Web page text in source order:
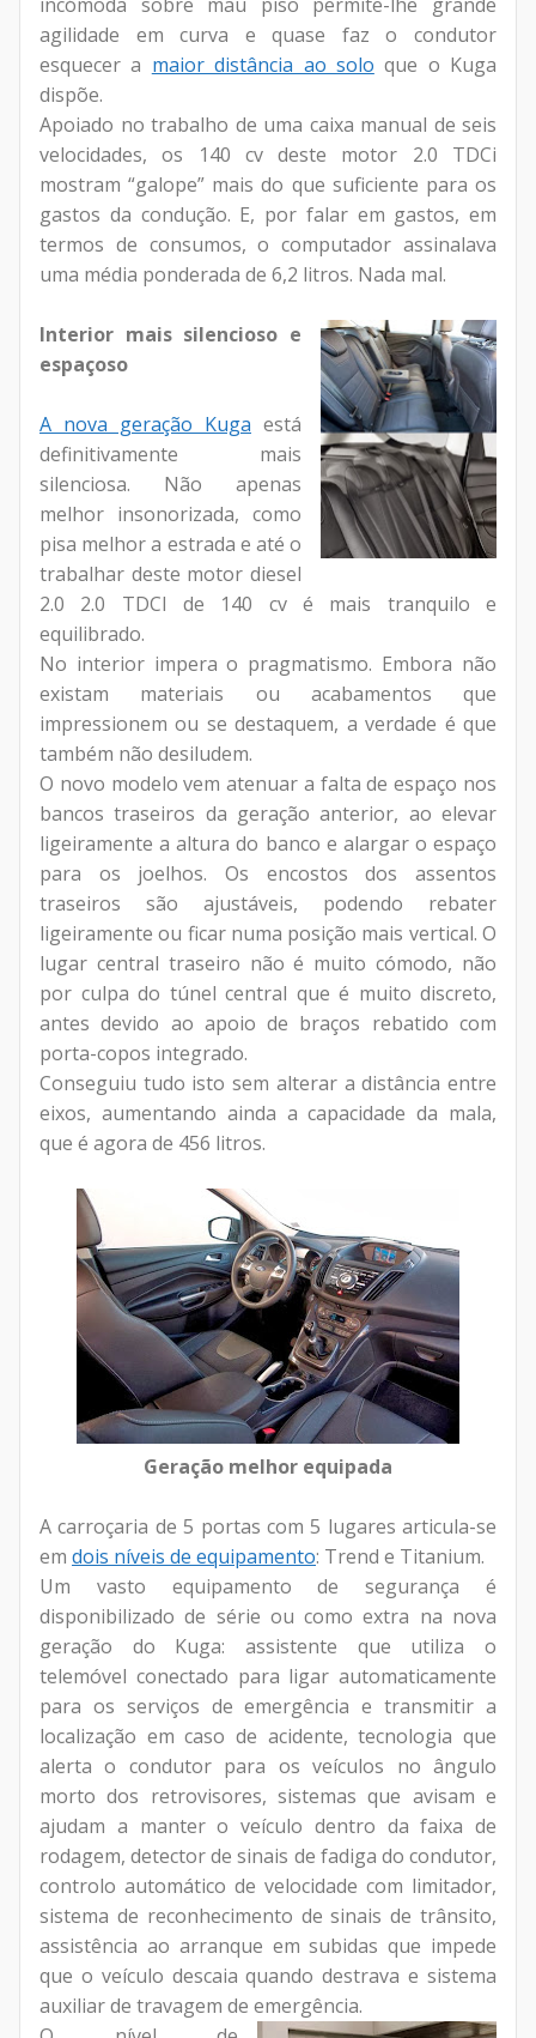
agilidade em curva e quase faz o condutor
esquecer a maior distância ao solo que o Kuga
dispõe.
Apoiado no trabalho de uma caixa manual de seis
velocidades, os 140 cv deste motor 2.0 TDCi
mostram “galope” mais do que suficiente para os
gastos da condução. E, por falar em gastos, em
termos de consumos, o computador assinalava
uma média ponderada de 6,2 litros. Nada mal.
Interior mais silencioso e
espaçoso
A nova geração Kuga está
definitivamente mais
silenciosa. Não apenas
melhor insonorizada, como
pisa melhor a estrada e até o
trabalhar deste motor diesel
2.0 2.0 TDCI de 140 cv é mais tranquilo e
equilibrado.
No interior impera o pragmatismo. Embora não
existam materiais ou acabamentos que
impressionem ou se destaquem, a verdade é que
também não desiludem.
O novo modelo vem atenuar a falta de espaço nos
bancos traseiros da geração anterior, ao elevar
ligeiramente a altura do banco e alargar o espaço
para os joelhos. Os encostos dos assentos
traseiros são ajustáveis, podendo rebater
ligeiramente ou ficar numa posição mais vertical. O
lugar central traseiro não é muito cómodo, não
por culpa do túnel central que é muito discreto,
antes devido ao apoio de braços rebatido com
porta-copos integrado.
Conseguiu tudo isto sem alterar a distância entre
eixos, aumentando ainda a capacidade da mala,
que é agora de 456 litros.
Geração melhor equipada
A carroçaria de 5 portas com 5 lugares articula-se
em dois níveis de equipamento: Trend e Titanium.
Um vasto equipamento de segurança é
disponibilizado de série ou como extra na nova
geração do Kuga: assistente que utiliza o
telemóvel conectado para ligar automaticamente
para os serviços de emergência e transmitir a
localização em caso de acidente, tecnologia que
alerta o condutor para os veículos no ângulo
morto dos retrovisores, sistemas que avisam e
ajudam a manter o veículo dentro da faixa de
rodagem, detector de sinais de fadiga do condutor,
controlo automático de velocidade com limitador,
sistema de reconhecimento de sinais de trânsito,
assistência ao arranque em subidas que impede
que o veículo descaia quando destrava e sistema
auxiliar de travagem de emergência.